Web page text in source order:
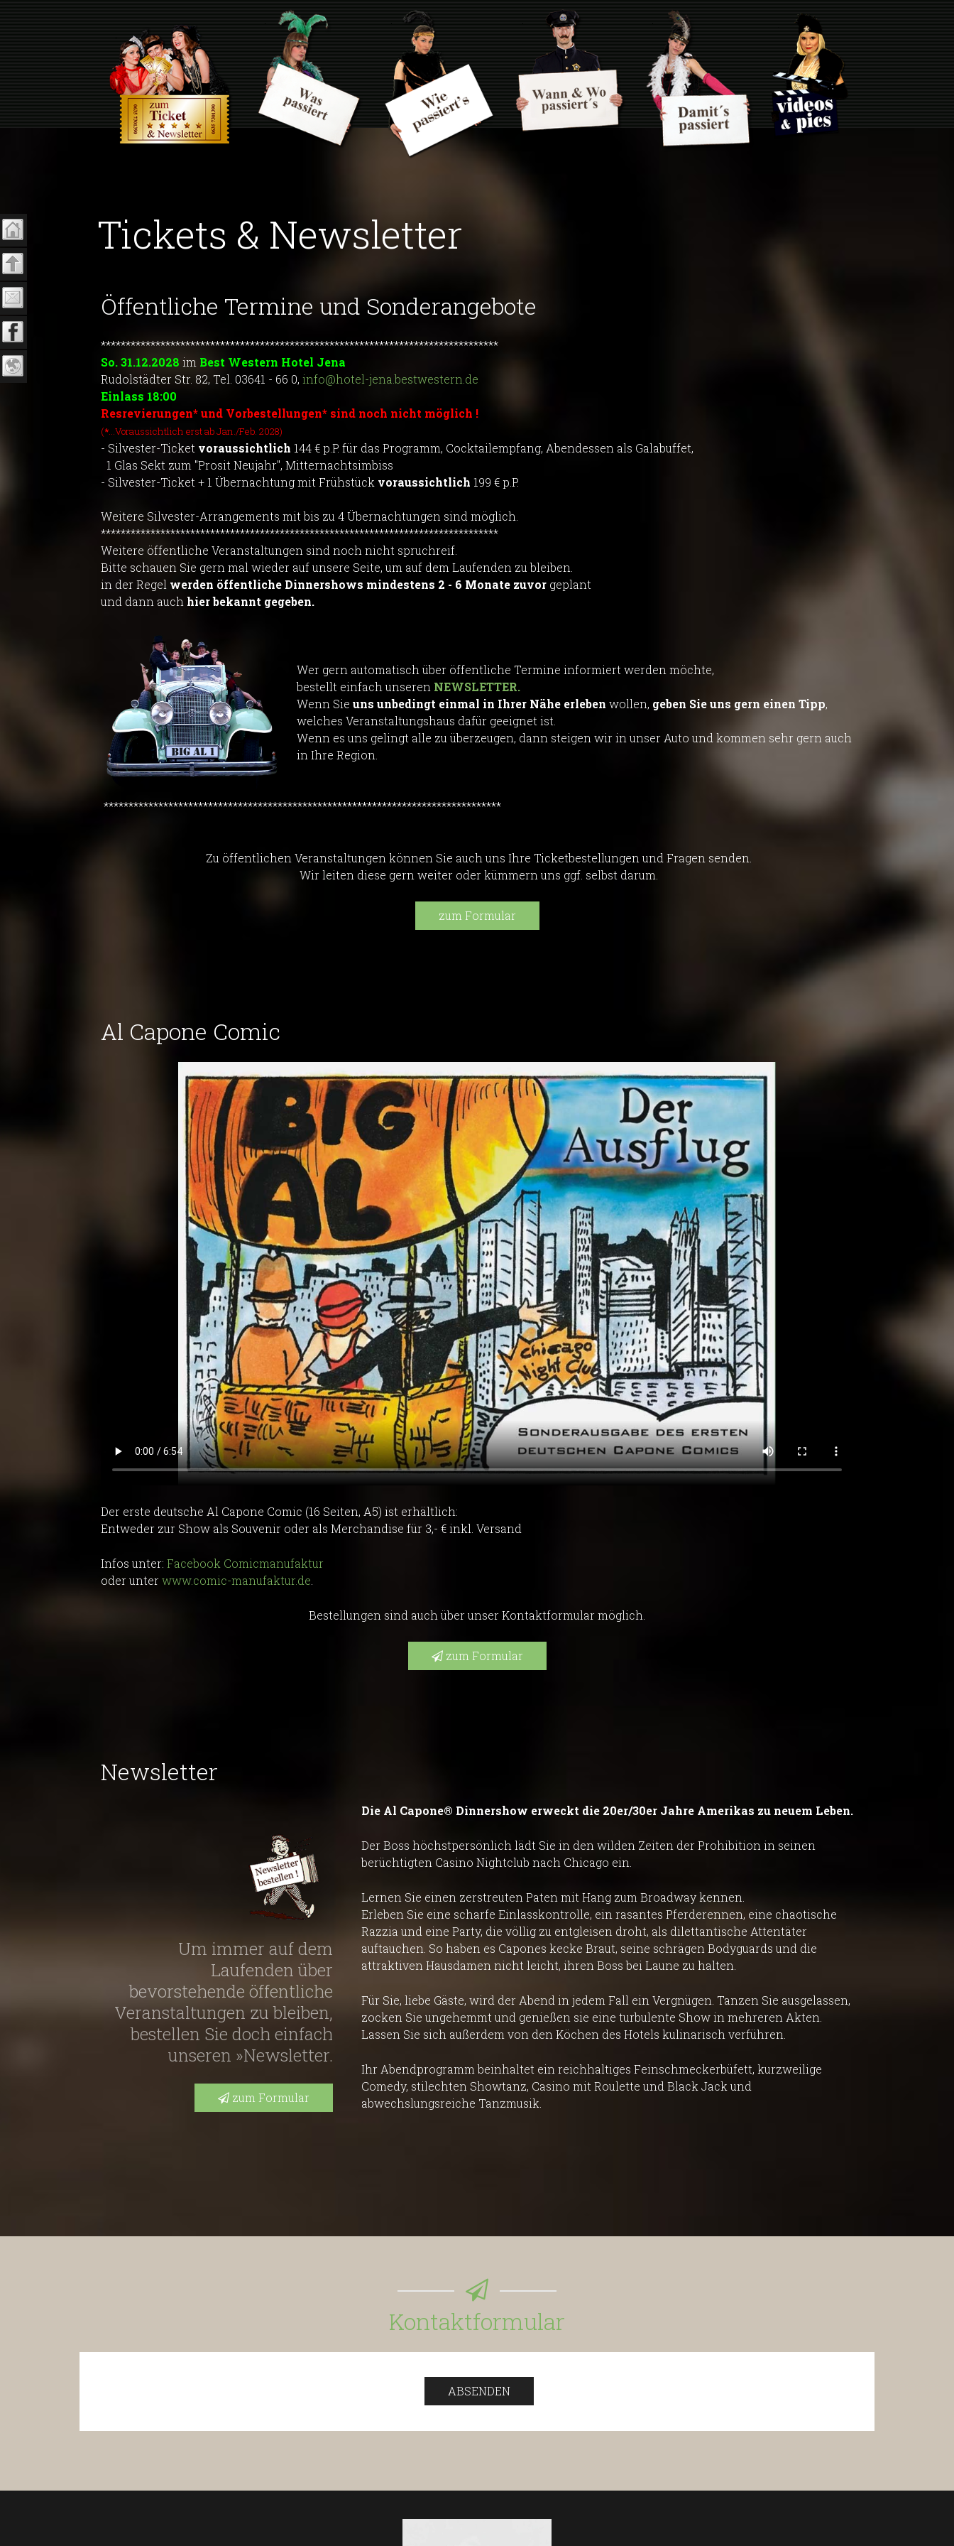
Tickets & Newsletter
Öffentliche Termine und Sonderangebote
********************************************************************************
So. 31.12.2028 im Best Western Hotel Jena
Rudolstädter Str. 82, Tel. 03641 - 66 0, info@hotel-jena.bestwestern.de
Einlass 18:00
Resrevierungen* und Vorbestellungen* sind noch nicht möglich !
(*...Voraussichtlich erst ab Jan./Feb. 2028)
- Silvester-Ticket voraussichtlich 144 € p.P. für das Programm, Cocktailempfang, Abendessen als Galabuffet,
1 Glas Sekt zum "Prosit Neujahr", Mitternachtsimbiss
- Silvester-Ticket + 1 Übernachtung mit Frühstück voraussichtlich 199 € p.P.
Weitere Silvester-Arrangements mit bis zu 4 Übernachtungen sind möglich.
********************************************************************************
Weitere öffentliche Veranstaltungen sind noch nicht spruchreif.
Bitte schauen Sie gern mal wieder auf unsere Seite, um auf dem Laufenden zu bleiben.
in der Regel werden öffentliche Dinnershows mindestens 2 - 6 Monate zuvor geplant
und dann auch hier bekannt gegeben.
Wer gern automatisch über öffentliche Termine informiert werden möchte,
bestellt einfach unseren NEWSLETTER.
Wenn Sie uns unbedingt einmal in Ihrer Nähe erleben wollen, geben Sie uns gern einen Tipp,
welches Veranstaltungshaus dafür geeignet ist.
Wenn es uns gelingt alle zu überzeugen, dann steigen wir in unser Auto und kommen sehr gern auch
in Ihre Region.
********************************************************************************
Zu öffentlichen Veranstaltungen können Sie auch uns Ihre Ticketbestellungen und Fragen senden.
Wir leiten diese gern weiter oder kümmern uns ggf. selbst darum.
zum Formular
Al Capone Comic
Der erste deutsche Al Capone Comic (16 Seiten, A5) ist erhältlich:
Entweder zur Show als Souvenir oder als Merchandise für 3,- € inkl. Versand
Infos unter: Facebook Comicmanufaktur
oder unterwww.comic-manufaktur.de.
Bestellungen sind auch über unser Kontaktformular möglich.
zum Formular
Newsletter
Um immer auf dem
Laufenden über
bevorstehende öffentliche
Veranstaltungen zu bleiben,
bestellen Sie doch einfach
unseren »Newsletter.
zum Formular
Die Al Capone® Dinnershow erweckt die 20er/30er Jahre Amerikas zu neuem Leben.
Der Boss höchstpersönlich lädt Sie in den wilden Zeiten der Prohibition in seinen
berüchtigten Casino Nightclub nach Chicago ein.
Lernen Sie einen zerstreuten Paten mit Hang zum Broadway kennen.
Erleben Sie eine scharfe Einlasskontrolle, ein rasantes Pferderennen, eine chaotische
Razzia und eine Party, die völlig zu entgleisen droht, als dilettantische Attentäter
auftauchen. So haben es Capones kecke Braut, seine schrägen Bodyguards und die
attraktiven Hausdamen nicht leicht, ihren Boss bei Laune zu halten.
Für Sie, liebe Gäste, wird der Abend in jedem Fall ein Vergnügen. Tanzen Sie ausgelassen,
zocken Sie ungehemmt und genießen sie eine turbulente Show in mehreren Akten.
Lassen Sie sich außerdem von den Köchen des Hotels kulinarisch verführen.
Ihr Abendprogramm beinhaltet ein reichhaltiges Feinschmeckerbüfett, kurzweilige
Comedy, stilechten Showtanz, Casino mit Roulette und Black Jack und
abwechslungsreiche Tanzmusik.
Kontaktformular
ABSENDEN